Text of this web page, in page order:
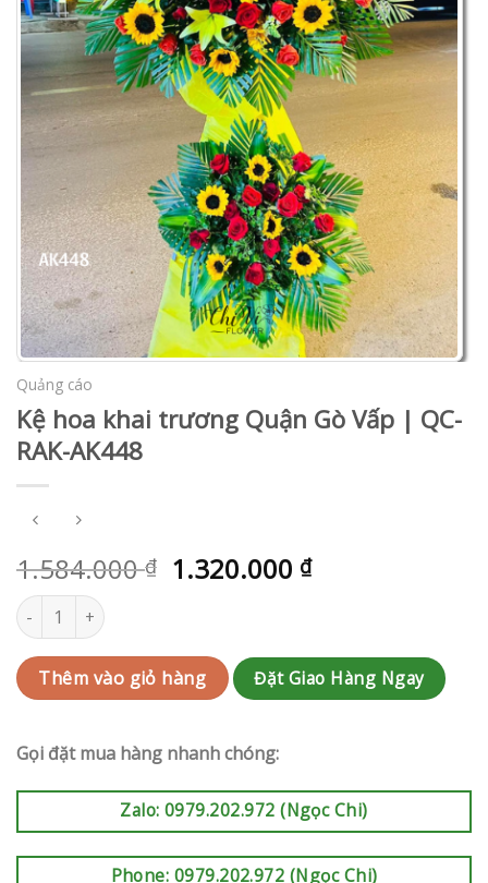
Quảng cáo
Kệ hoa khai trương Quận Gò Vấp | QC-
RAK-AK448
1.584.000₫ 1.320.000 ₫
Kệ hoa khai trương Quận Gò Vấp | QC-RAK-AK448 số lượng
Thêm vào giỏ hàng Đặt Giao Hàng Ngay
Gọi đặt mua hàng nhanh chóng:
Zalo: 0979.202.972 (Ngọc Chi)
Phone: 0979.202.972 (Ngọc Chi)